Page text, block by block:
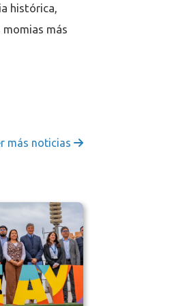
histórica,
más
más noticias